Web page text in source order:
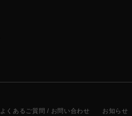
よくあるご質問 / お問い合わせ お知らせ